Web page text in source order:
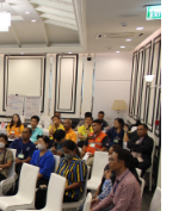
าบัน
ร
ยืน
ดล้อม
ายฝั่ง
กาศ
ก
ดล้อม
อร์